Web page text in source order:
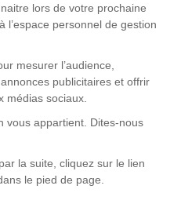
lors de votre prochaine
l’espace personnel de gestion
mesurer l’audience,
publicitaires et offrir
médias sociaux.
vous appartient. Dites-nous
la suite, cliquez sur le lien
le pied de page.